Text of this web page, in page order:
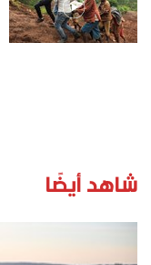
شاهد أيضًا